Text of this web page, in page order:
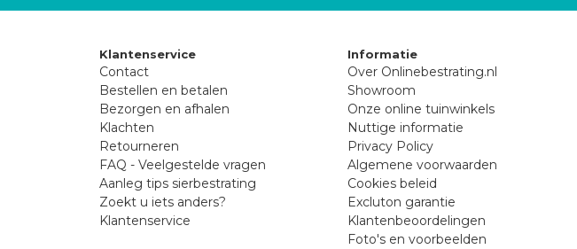
Klantenservice
Contact
Bestellen en betalen
Bezorgen en afhalen
Klachten
Retourneren
FAQ - Veelgestelde vragen
Aanleg tips sierbestrating
Zoekt u iets anders?
Klantenservice
Informatie
Over Onlinebestrating.nl
Showroom
Onze online tuinwinkels
Nuttige informatie
Privacy Policy
Algemene voorwaarden
Cookies beleid
Excluton garantie
Klantenbeoordelingen
Foto's en voorbeelden